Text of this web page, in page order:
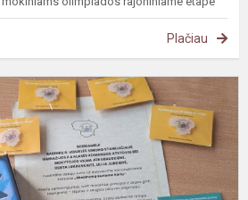
Plačiau